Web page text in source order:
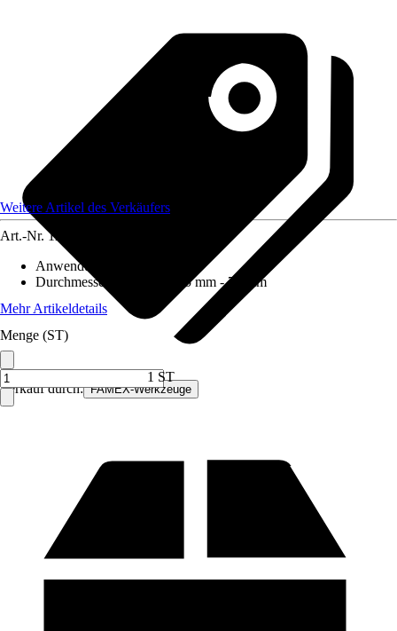
Verkauf durch: FAMEX-Werkzeuge
Weitere Artikel des Verkäufers
Art.-Nr. 12590007
Anwendungsbereich
Durchmesser (von - bis)
75 mm - 75 mm
Mehr Artikeldetails
Menge (ST)
1 ST